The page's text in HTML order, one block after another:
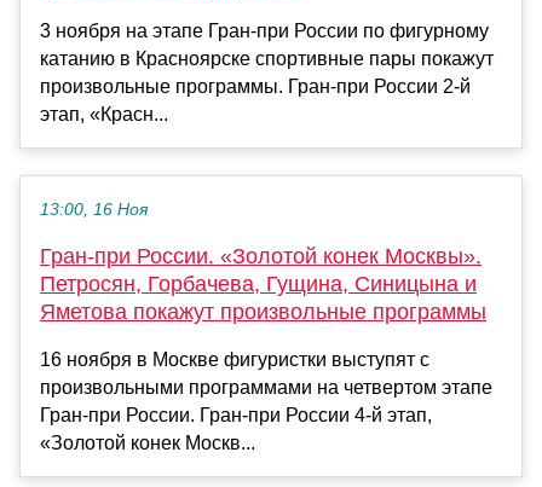
3 ноября на этапе Гран-при России по фигурному
катанию в Красноярске спортивные пары покажут
произвольные программы. Гран-при России 2-й
этап, «Красн...
13:00, 16 Ноя
Гран-при России. «Золотой конек Москвы».
Петросян, Горбачева, Гущина, Синицына и
Яметова покажут произвольные программы
16 ноября в Москве фигуристки выступят с
произвольными программами на четвертом этапе
Гран-при России. Гран-при России 4-й этап,
«Золотой конек Москв...